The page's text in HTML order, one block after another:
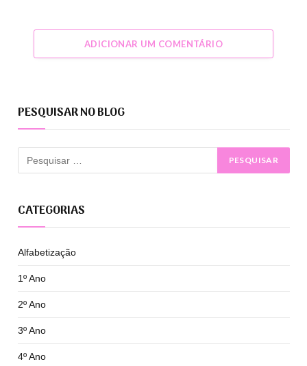
ADICIONAR UM COMENTÁRIO
PESQUISAR NO BLOG
CATEGORIAS
Alfabetização
1º Ano
2º Ano
3º Ano
4º Ano